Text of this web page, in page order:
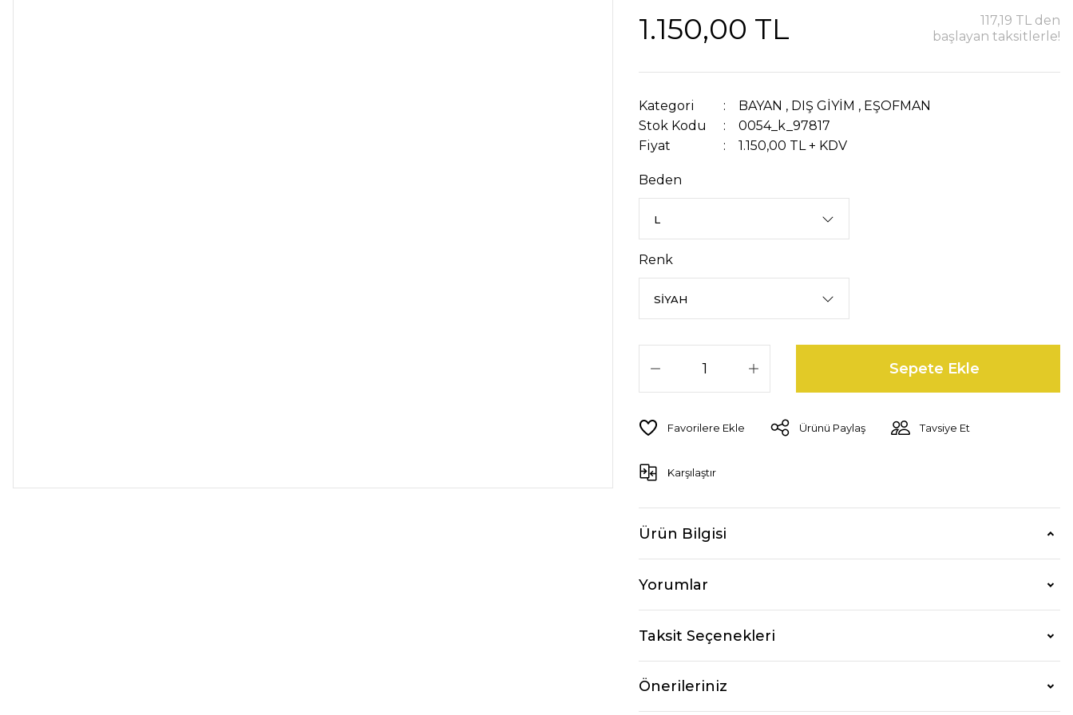
1.150,00 TL
117,19 TL den
başlayan taksitlerle!
Kategori BAYAN , DIŞ GİYİM , EŞOFMAN
Stok Kodu
0054_k_97817
Fiyat
1.150,00 TL + KDV
Beden
Renk
Sepete Ekle
Ürünü Paylaş Tavsiye Et
Karşılaştır
Ürün Bilgisi
Yorumlar
Taksit Seçenekleri
Önerileriniz